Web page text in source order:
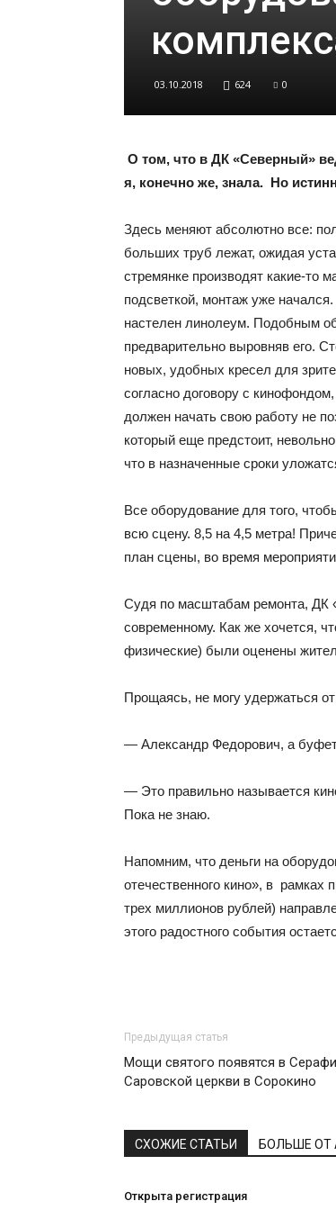
03.10.2018 624 0
О том, что в ДК «Северный»
я, конечно же, знала. Но
Здесь меняют абсолютно все:
больших труб лежат, ожидая
стремянке производят какие-то
подсветкой, монтаж уже
настелен линолеум. Подобным
предварительно выровняв его.
новых, удобных кресел для
согласно договору с
должен начать свою работу не
который еще предстоит,
что в назначенные сроки
Все оборудование для того,
всю сцену. 8,5 на 4,5 метра!
план сцены, во время
Судя по масштабам ремонта, ДК
современному. Как же хочется,
физические) были оценены
Прощаясь, не могу удержаться
— Александр Федорович, а
— Это правильно называется
Пока не знаю.
Напомним, что деньги на
отечественного кино», в рамках
трех миллионов рублей)
этого радостного события
Предыдущая статья
Мощи святого появятся в
Саровской церкви в Сорокино
СХОЖИЕ СТАТЬИ БОЛЬШЕ ОТ
Открыта регистрация